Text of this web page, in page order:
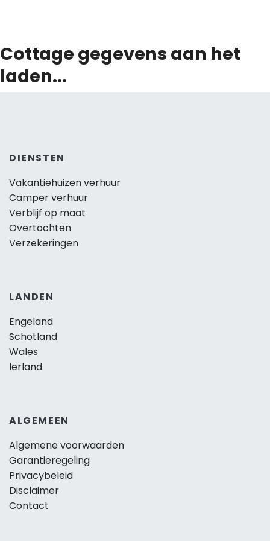
Cottage gegevens aan het
laden...
DIENSTEN
Vakantiehuizen verhuur
Camper verhuur
Verblijf op maat
Overtochten
Verzekeringen
LANDEN
Engeland
Schotland
Wales
Ierland
ALGEMEEN
Algemene voorwaarden
Garantieregeling
Privacybeleid
Disclaimer
Contact